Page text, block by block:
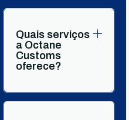
Quais serviços
a Octane
Customs
oferece?